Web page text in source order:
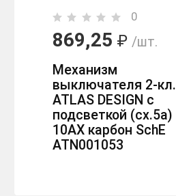
0
869,25 ₽ /шт.
Механизм
выключателя 2-кл.
ATLAS DESIGN с
подсветкой (сх.5а)
10АХ карбон SchE
ATN001053